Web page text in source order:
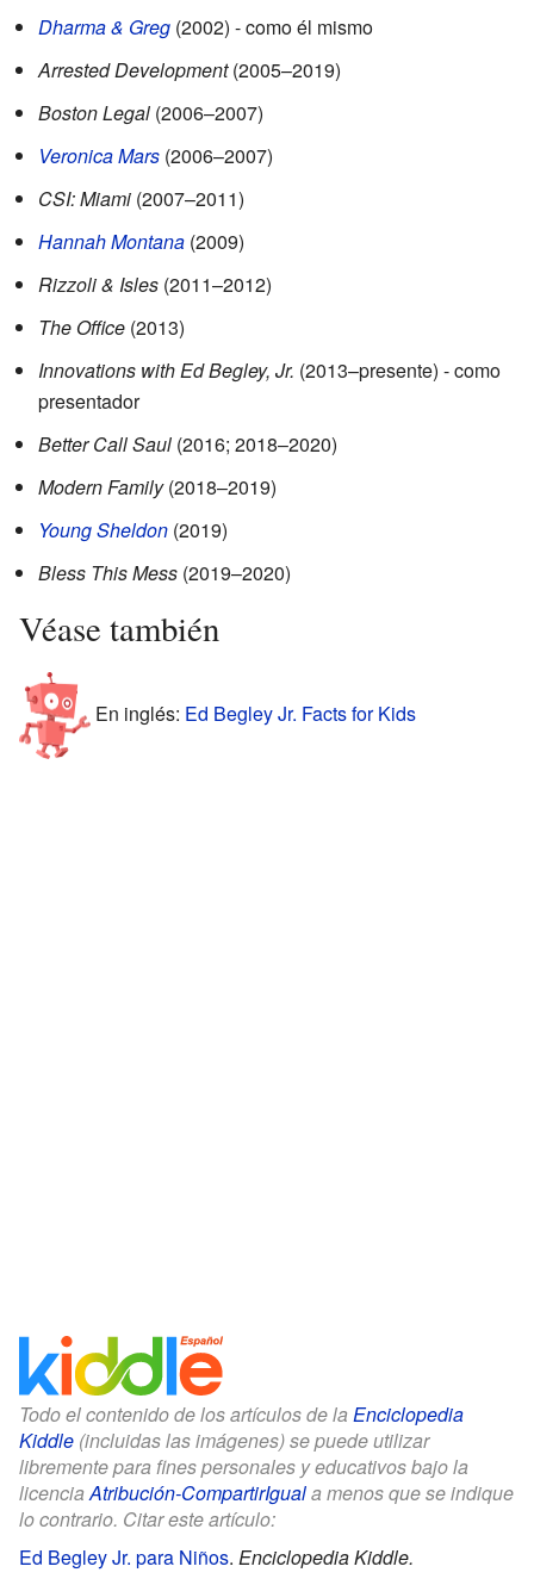
Dharma & Greg (2002) - como él mismo
Arrested Development(2005–2019)
Boston Legal (2006–2007)
Veronica Mars (2006–2007)
CSI: Miami (2007–2011)
Hannah Montana (2009)
Rizzoli & Isles (2011–2012)
The Office (2013)
Innovations with Ed Begley, Jr. (2013–presente) - como
presentador
Better Call Saul (2016; 2018–2020)
Modern Family(2018–2019)
Young Sheldon (2019)
Bless This Mess (2019–2020)
Véase también
En inglés: Ed Begley Jr. Facts for Kids
Todo el contenido de los artículos de la Enciclopedia
Kiddle (incluidas las imágenes) se puede utilizar
libremente para fines personales y educativos bajo la
licenciaAtribución-CompartirIguala menos que se indique
lo contrario. Citar este artículo:
Ed Begley Jr. para Niños. Enciclopedia Kiddle.